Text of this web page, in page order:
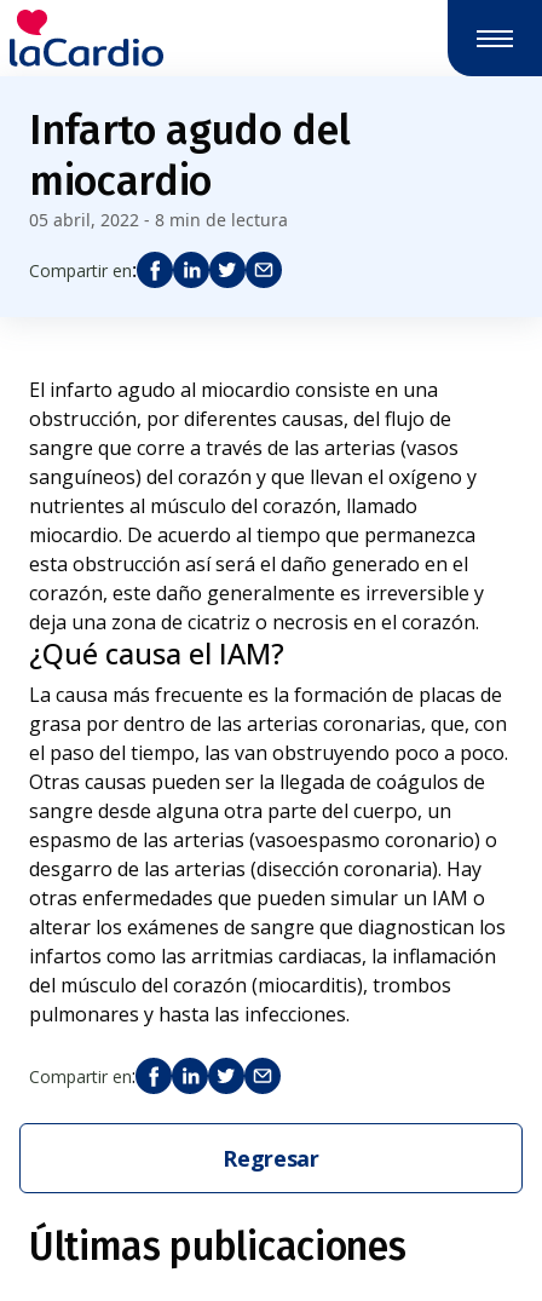
Infarto agudo del
miocardio
05 abril, 2022 - 8 min de lectura
Compartir en:
El infarto agudo al miocardio consiste en una
obstrucción, por diferentes causas, del flujo de
sangre que corre a través de las arterias (vasos
sanguíneos) del corazón y que llevan el oxígeno y
nutrientes al músculo del corazón, llamado
miocardio. De acuerdo al tiempo que permanezca
esta obstrucción así será el daño generado en el
corazón, este daño generalmente es irreversible y
deja una zona de cicatriz o necrosis en el corazón.
¿Qué causa el IAM?
La causa más frecuente es la formación de placas de
grasa por dentro de las arterias coronarias, que, con
el paso del tiempo, las van obstruyendo poco a poco.
Otras causas pueden ser la llegada de coágulos de
sangre desde alguna otra parte del cuerpo, un
espasmo de las arterias (vasoespasmo coronario) o
desgarro de las arterias (disección coronaria). Hay
otras enfermedades que pueden simular un IAM o
alterar los exámenes de sangre que diagnostican los
infartos como las arritmias cardiacas, la inflamación
del músculo del corazón (miocarditis), trombos
pulmonares y hasta las infecciones.
Compartir en:
Regresar
Últimas publicaciones